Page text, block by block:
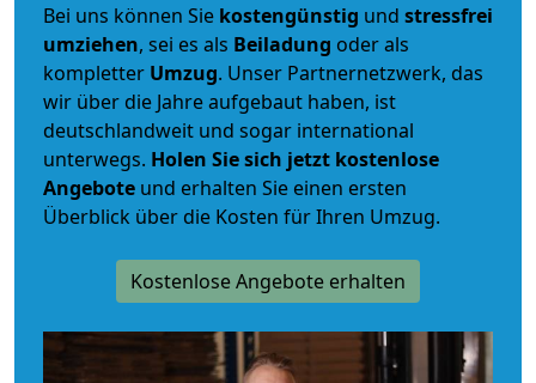
Bei uns können Sie kostengünstig und stressfrei
umziehen, sei es als Beiladung oder als
kompletter Umzug. Unser Partnernetzwerk, das
wir über die Jahre aufgebaut haben, ist
deutschlandweit und sogar international
unterwegs. Holen Sie sich jetzt kostenlose
Angebote und erhalten Sie einen ersten
Überblick über die Kosten für Ihren Umzug.
Kostenlose Angebote erhalten